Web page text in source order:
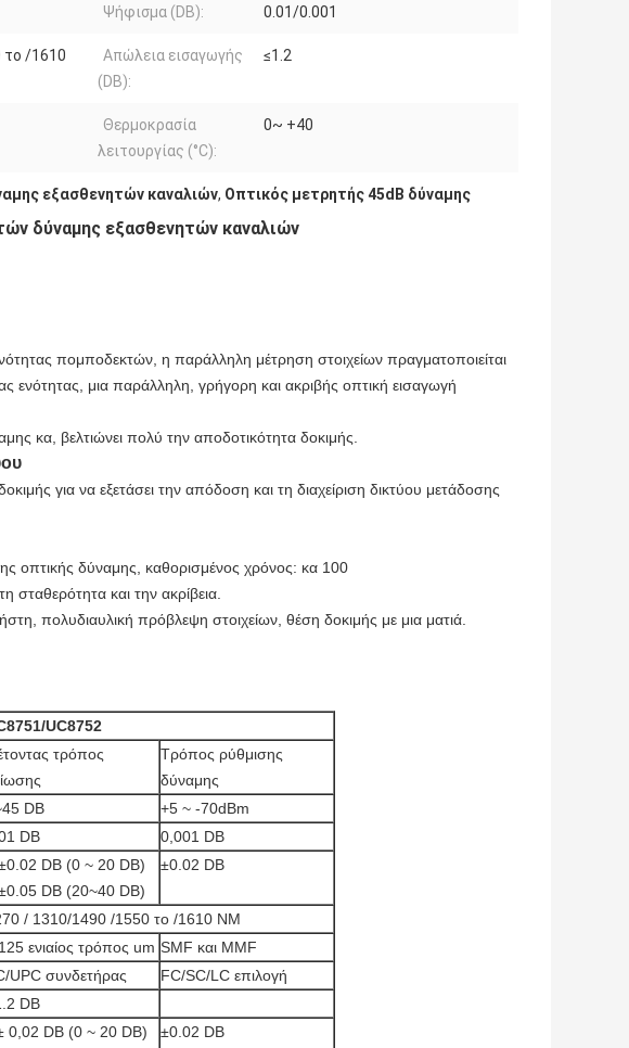
Ψήφισμα (DB): 0.01/0.001
το /1610
Απώλεια εισαγωγής
(DB):
≤1.2
Θερμοκρασία
λειτουργίας (°C):
0~ +40
εξασθενητών καναλιών, Οπτικός μετρητής 45dB δύναμης
δύναμης εξασθενητών καναλιών
πομποδεκτών, η παράλληλη μέτρηση στοιχείων πραγματοποιείται
ενότητας, μια παράλληλη, γρήγορη και ακριβής οπτική εισαγωγή
κα, βελτιώνει πολύ την αποδοτικότητα δοκιμής.
για να εξετάσει την απόδοση και τη διαχείριση δικτύου μετάδοσης
οπτικής δύναμης, καθορισμένος χρόνος: κα 100
σταθερότητα και την ακρίβεια.
πολυδιαυλική πρόβλεψη στοιχείων, θέση δοκιμής με μια ματιά.
UC8752
τρόπος
Τρόπος ρύθμισης
δύναμης
DB
+5 ~ -70dBm
DB
0,001 DB
DB (0 ~ 20 DB)
DB (20~40 DB)
±0.02 DB
/ 1310/1490 /1550 το /1610 NM
ενιαίος τρόπος um SMF και MMF
UPC συνδετήρας
FC/SC/LC επιλογή
DB
0,02 DB (0 ~ 20 DB)
±0.02 DB